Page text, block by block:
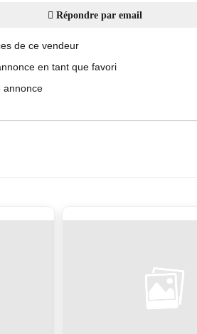
Répondre par email
de ce vendeur
en tant que favori
annonce